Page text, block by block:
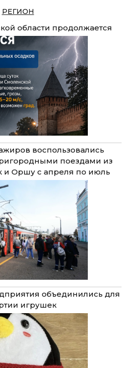
РЕГИОН
области продолжается
воспользовались
поездами из
и Оршу с апреля по июль
объединились для
игрушек